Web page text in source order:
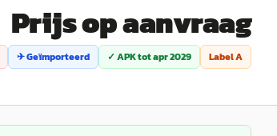
Prijs op aanvraag
✈ Geïmporteerd ✓ APK totapr 2029 LabelA